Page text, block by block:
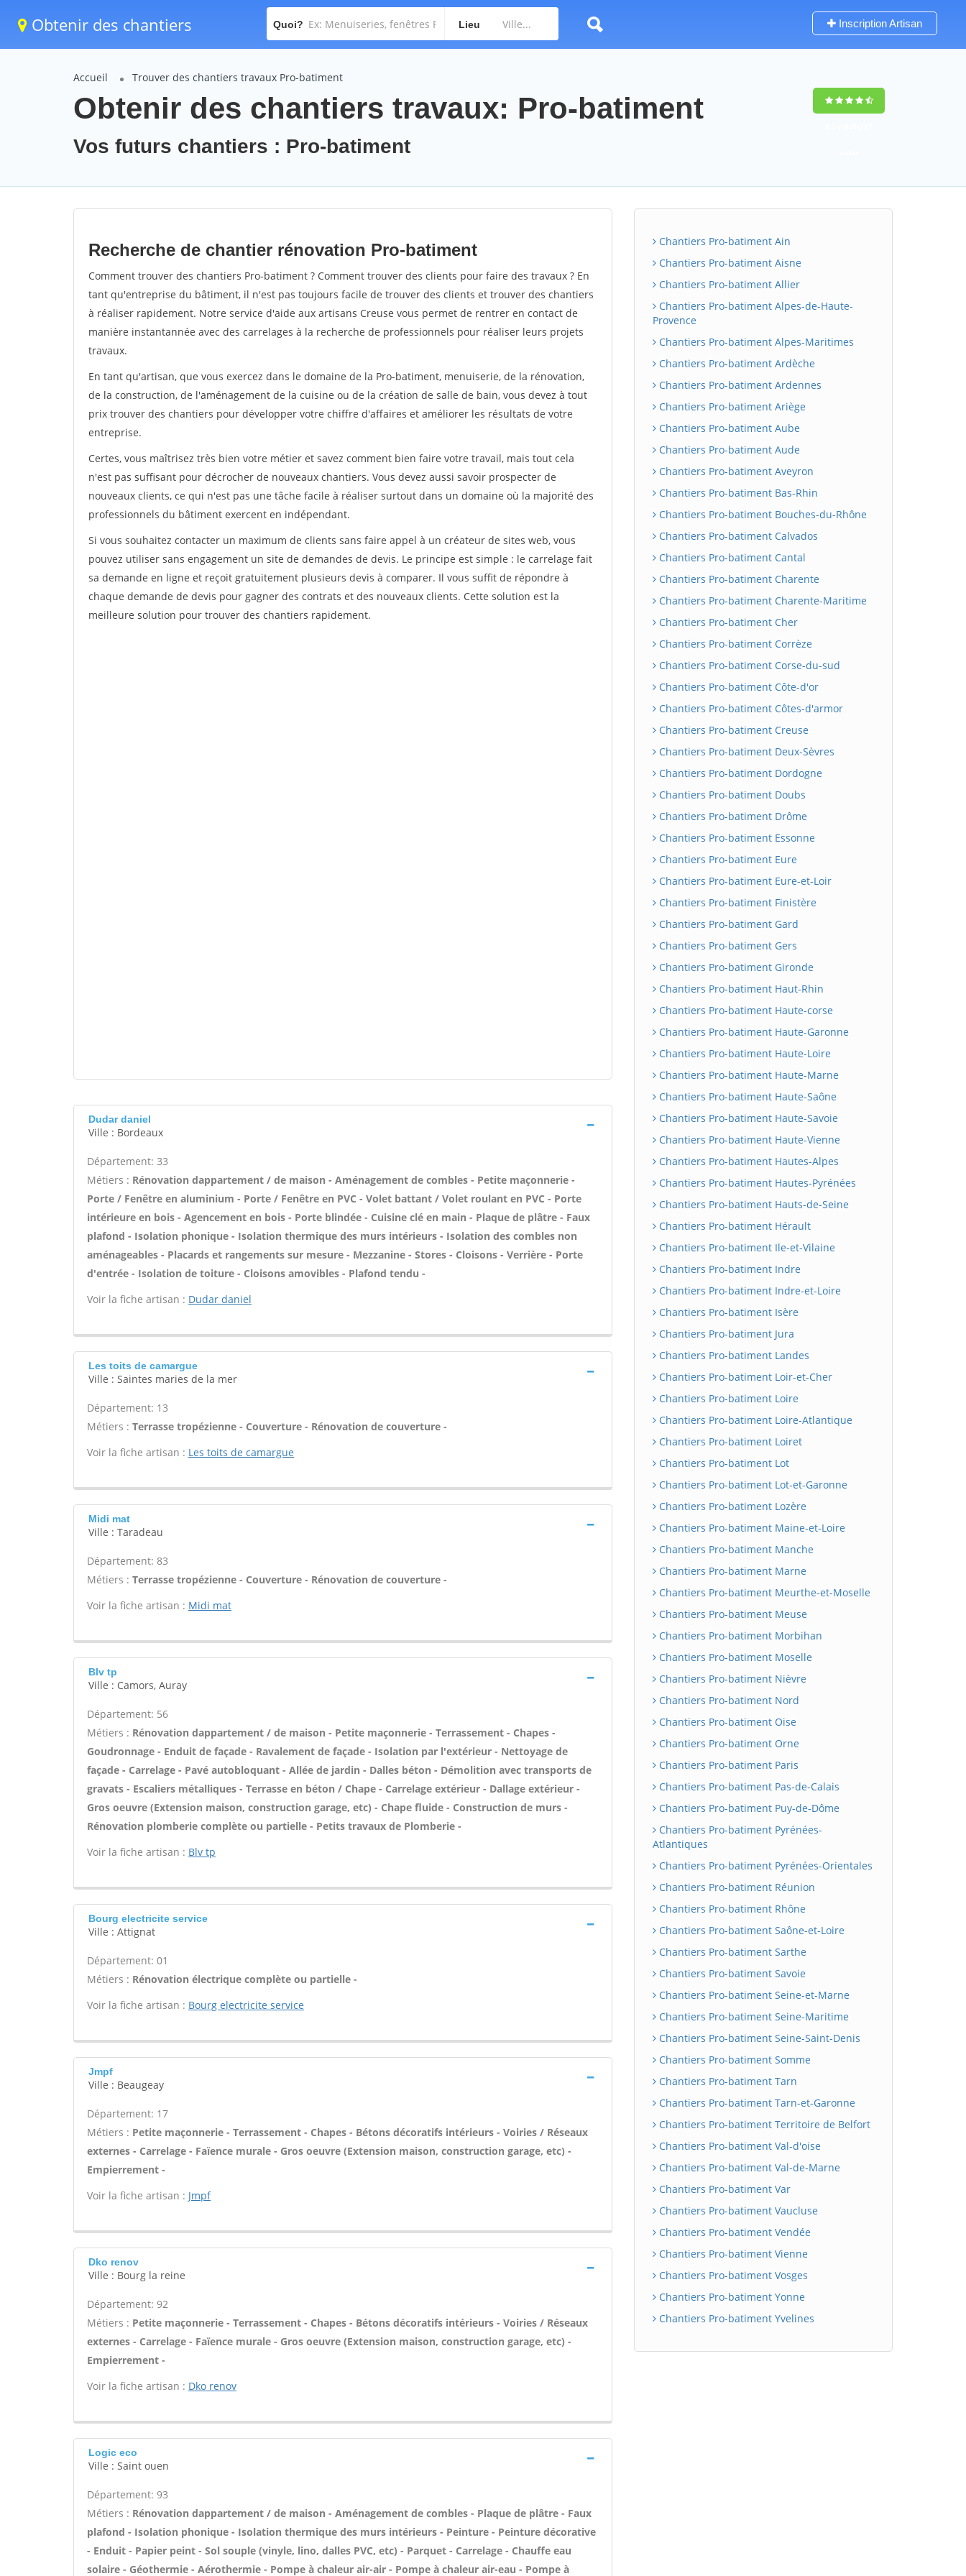
Obtenir des chantiers Quoi? Lieu Inscription Artisan
Accueil Trouver des chantiers travaux Pro-batiment
Obtenir des chantiers travaux: Pro-batiment
Vos futurs chantiers : Pro-batiment
Recherche de chantier rénovation Pro-batiment
Comment trouver des chantiers Pro-batiment ? Comment trouver des clients pour faire des travaux ? En
tant qu'entreprise du bâtiment, il n'est pas toujours facile de trouver des clients et trouver des chantiers
à réaliser rapidement. Notre service d'aide aux artisans Creuse vous permet de rentrer en contact de
manière instantannée avec des carrelages à la recherche de professionnels pour réaliser leurs projets
travaux.
En tant qu'artisan, que vous exercez dans le domaine de la Pro-batiment, menuiserie, de la rénovation,
de la construction, de l'aménagement de la cuisine ou de la création de salle de bain, vous devez à tout
prix trouver des chantiers pour développer votre chiffre d'affaires et améliorer les résultats de votre
entreprise.
Certes, vous maîtrisez très bien votre métier et savez comment bien faire votre travail, mais tout cela
n'est pas suffisant pour décrocher de nouveaux chantiers. Vous devez aussi savoir prospecter de
nouveaux clients, ce qui n'est pas une tâche facile à réaliser surtout dans un domaine où la majorité des
professionnels du bâtiment exercent en indépendant.
Si vous souhaitez contacter un maximum de clients sans faire appel à un créateur de sites web, vous
pouvez utiliser sans engagement un site de demandes de devis. Le principe est simple : le carrelage fait
sa demande en ligne et reçoit gratuitement plusieurs devis à comparer. Il vous suffit de répondre à
chaque demande de devis pour gagner des contrats et des nouveaux clients. Cette solution est la
meilleure solution pour trouver des chantiers rapidement.
Dudar daniel
Ville : Bordeaux
Département: 33
Métiers : Rénovation dappartement / de maison - Aménagement de combles - Petite maçonnerie -
Porte / Fenêtre en aluminium - Porte / Fenêtre en PVC - Volet battant / Volet roulant en PVC - Porte
intérieure en bois - Agencement en bois - Porte blindée - Cuisine clé en main - Plaque de plâtre - Faux
plafond - Isolation phonique - Isolation thermique des murs intérieurs - Isolation des combles non
aménageables - Placards et rangements sur mesure - Mezzanine - Stores - Cloisons - Verrière - Porte
d'entrée - Isolation de toiture - Cloisons amovibles - Plafond tendu -
Voir la fiche artisan : Dudar daniel
Les toits de camargue
Ville : Saintes maries de la mer
Département: 13
Métiers : Terrasse tropézienne - Couverture - Rénovation de couverture -
Voir la fiche artisan : Les toits de camargue
Midi mat
Ville : Taradeau
Département: 83
Métiers : Terrasse tropézienne - Couverture - Rénovation de couverture -
Voir la fiche artisan : Midi mat
Blv tp
Ville : Camors, Auray
Département: 56
Métiers : Rénovation dappartement / de maison - Petite maçonnerie - Terrassement - Chapes -
Goudronnage - Enduit de façade - Ravalement de façade - Isolation par l'extérieur - Nettoyage de
façade - Carrelage - Pavé autobloquant - Allée de jardin - Dalles béton - Démolition avec transports de
gravats - Escaliers métalliques - Terrasse en béton / Chape - Carrelage extérieur - Dallage extérieur -
Gros oeuvre (Extension maison, construction garage, etc) - Chape fluide - Construction de murs -
Rénovation plomberie complète ou partielle - Petits travaux de Plomberie -
Voir la fiche artisan : Blv tp
Bourg electricite service
Ville : Attignat
Département: 01
Métiers : Rénovation électrique complète ou partielle -
Voir la fiche artisan : Bourg electricite service
Jmpf
Ville : Beaugeay
Département: 17
Métiers : Petite maçonnerie - Terrassement - Chapes - Bétons décoratifs intérieurs - Voiries / Réseaux
externes - Carrelage - Faïence murale - Gros oeuvre (Extension maison, construction garage, etc) -
Empierrement -
Voir la fiche artisan : Jmpf
Dko renov
Ville : Bourg la reine
Département: 92
Métiers : Petite maçonnerie - Terrassement - Chapes - Bétons décoratifs intérieurs - Voiries / Réseaux
externes - Carrelage - Faïence murale - Gros oeuvre (Extension maison, construction garage, etc) -
Empierrement -
Voir la fiche artisan : Dko renov
Logic eco
Ville : Saint ouen
Département: 93
Métiers : Rénovation dappartement / de maison - Aménagement de combles - Plaque de plâtre - Faux
plafond - Isolation phonique - Isolation thermique des murs intérieurs - Peinture - Peinture décorative
- Enduit - Papier peint - Sol souple (vinyle, lino, dalles PVC, etc) - Parquet - Carrelage - Chauffe eau
solaire - Géothermie - Aérothermie - Pompe à chaleur air-air - Pompe à chaleur air-eau - Pompe à
Chantiers Pro-batiment Ain
Chantiers Pro-batiment Aisne
Chantiers Pro-batiment Allier
Chantiers Pro-batiment Alpes-de-Haute-
Provence
Chantiers Pro-batiment Alpes-Maritimes
Chantiers Pro-batiment Ardèche
Chantiers Pro-batiment Ardennes
Chantiers Pro-batiment Ariège
Chantiers Pro-batiment Aube
Chantiers Pro-batiment Aude
Chantiers Pro-batiment Aveyron
Chantiers Pro-batiment Bas-Rhin
Chantiers Pro-batiment Bouches-du-Rhône
Chantiers Pro-batiment Calvados
Chantiers Pro-batiment Cantal
Chantiers Pro-batiment Charente
Chantiers Pro-batiment Charente-Maritime
Chantiers Pro-batiment Cher
Chantiers Pro-batiment Corrèze
Chantiers Pro-batiment Corse-du-sud
Chantiers Pro-batiment Côte-d'or
Chantiers Pro-batiment Côtes-d'armor
Chantiers Pro-batiment Creuse
Chantiers Pro-batiment Deux-Sèvres
Chantiers Pro-batiment Dordogne
Chantiers Pro-batiment Doubs
Chantiers Pro-batiment Drôme
Chantiers Pro-batiment Essonne
Chantiers Pro-batiment Eure
Chantiers Pro-batiment Eure-et-Loir
Chantiers Pro-batiment Finistère
Chantiers Pro-batiment Gard
Chantiers Pro-batiment Gers
Chantiers Pro-batiment Gironde
Chantiers Pro-batiment Haut-Rhin
Chantiers Pro-batiment Haute-corse
Chantiers Pro-batiment Haute-Garonne
Chantiers Pro-batiment Haute-Loire
Chantiers Pro-batiment Haute-Marne
Chantiers Pro-batiment Haute-Saône
Chantiers Pro-batiment Haute-Savoie
Chantiers Pro-batiment Haute-Vienne
Chantiers Pro-batiment Hautes-Alpes
Chantiers Pro-batiment Hautes-Pyrénées
Chantiers Pro-batiment Hauts-de-Seine
Chantiers Pro-batiment Hérault
Chantiers Pro-batiment Ile-et-Vilaine
Chantiers Pro-batiment Indre
Chantiers Pro-batiment Indre-et-Loire
Chantiers Pro-batiment Isère
Chantiers Pro-batiment Jura
Chantiers Pro-batiment Landes
Chantiers Pro-batiment Loir-et-Cher
Chantiers Pro-batiment Loire
Chantiers Pro-batiment Loire-Atlantique
Chantiers Pro-batiment Loiret
Chantiers Pro-batiment Lot
Chantiers Pro-batiment Lot-et-Garonne
Chantiers Pro-batiment Lozère
Chantiers Pro-batiment Maine-et-Loire
Chantiers Pro-batiment Manche
Chantiers Pro-batiment Marne
Chantiers Pro-batiment Meurthe-et-Moselle
Chantiers Pro-batiment Meuse
Chantiers Pro-batiment Morbihan
Chantiers Pro-batiment Moselle
Chantiers Pro-batiment Nièvre
Chantiers Pro-batiment Nord
Chantiers Pro-batiment Oise
Chantiers Pro-batiment Orne
Chantiers Pro-batiment Paris
Chantiers Pro-batiment Pas-de-Calais
Chantiers Pro-batiment Puy-de-Dôme
Chantiers Pro-batiment Pyrénées-
Atlantiques
Chantiers Pro-batiment Pyrénées-Orientales
Chantiers Pro-batiment Réunion
Chantiers Pro-batiment Rhône
Chantiers Pro-batiment Saône-et-Loire
Chantiers Pro-batiment Sarthe
Chantiers Pro-batiment Savoie
Chantiers Pro-batiment Seine-et-Marne
Chantiers Pro-batiment Seine-Maritime
Chantiers Pro-batiment Seine-Saint-Denis
Chantiers Pro-batiment Somme
Chantiers Pro-batiment Tarn
Chantiers Pro-batiment Tarn-et-Garonne
Chantiers Pro-batiment Territoire de Belfort
Chantiers Pro-batiment Val-d'oise
Chantiers Pro-batiment Val-de-Marne
Chantiers Pro-batiment Var
Chantiers Pro-batiment Vaucluse
Chantiers Pro-batiment Vendée
Chantiers Pro-batiment Vienne
Chantiers Pro-batiment Vosges
Chantiers Pro-batiment Yonne
Chantiers Pro-batiment Yvelines